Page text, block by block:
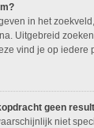
in het
Uitgebreid
vind je op iedere
geen
niet